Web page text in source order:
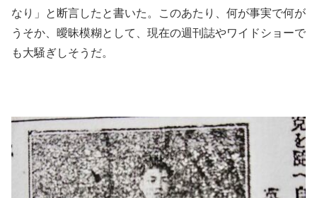
なり」と断言したと書いた。このあたり、何が事実で何が
うそか、曖昧模糊として、現在の週刊誌やワイドショーで
も大騒ぎしそうだ。